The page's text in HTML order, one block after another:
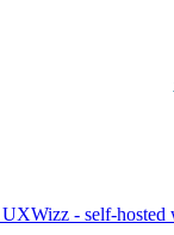
UXWizz - self-hosted